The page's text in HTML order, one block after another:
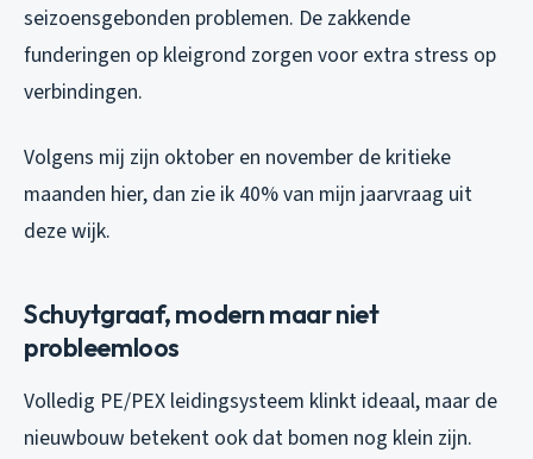
seizoensgebonden problemen. De zakkende
funderingen op kleigrond zorgen voor extra stress op
verbindingen.
Volgens mij zijn oktober en november de kritieke
maanden hier, dan zie ik 40% van mijn jaarvraag uit
deze wijk.
Schuytgraaf, modern maar niet
probleemloos
Volledig PE/PEX leidingsysteem klinkt ideaal, maar de
nieuwbouw betekent ook dat bomen nog klein zijn.